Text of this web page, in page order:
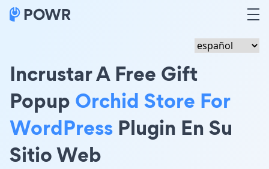
Incrustar A Free Gift
Popup Orchid Store For
WordPress Plugin En Su
Sitio Web